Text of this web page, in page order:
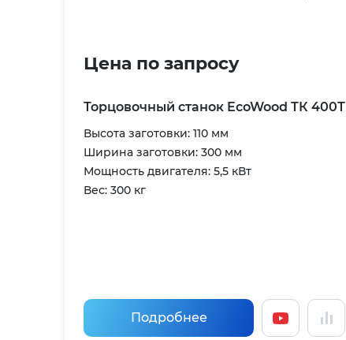
Цена по запросу
Торцовочный станок EcoWood ТК 400Т
Высота заготовки: 110 мм
Ширина заготовки: 300 мм
Мощность двигателя: 5,5 кВт
Вес: 300 кг
Подробнее